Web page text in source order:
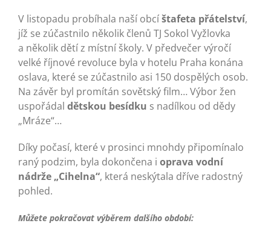
V listopadu probíhala naší obcíštafeta přátelství,
jíž se zúčastnilo několik členů TJ Sokol Vyžlovka
a několik dětí z místní školy. V předvečer výročí
velké říjnové revoluce byla v hotelu Praha konána
oslava, které se zúčastnilo asi 150 dospělých osob.
Na závěr byl promítán sovětský film… Výbor žen
uspořádal dětskou besídku s nadílkou od dědy
„Mráze“…
Díky počasí, které v prosinci mnohdy připomínalo
raný podzim, byla dokončena i oprava vodní
nádrže „Cihelna“, která neskýtala dříve radostný
pohled.
Můžete pokračovat výběrem dalšího období: